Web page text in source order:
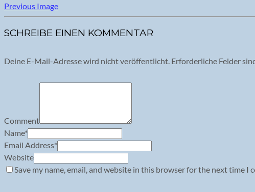
Previous Image
SCHREIBE EINEN KOMMENTAR
Deine E-Mail-Adresse wird nicht veröffentlicht. Erforderliche Felder
Comment
Name*
Email Address*
Website
Save my name, email, and website in this browser for the next time I